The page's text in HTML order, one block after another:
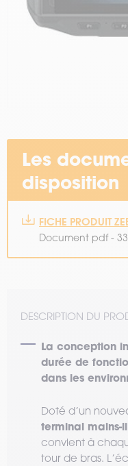
Les
disposition
FICHE PRODUIT
Document pdf -
DESCRIPTION DU
La conception
durée de
dans les
Doté d’un
terminal mains-
convient à
tour de bras.